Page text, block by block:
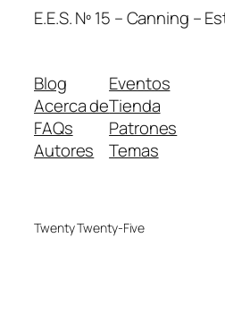
E.E.S. Nº 15 – Canning –
Blog
Acerca de
FAQs
Autores
Eventos
Tienda
Patrones
Temas
Twenty Twenty-Five